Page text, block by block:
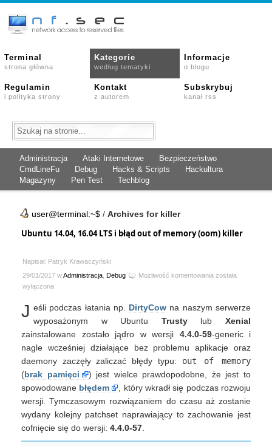
Terminal
strona główna
Kategorie
według tematyki
Informacje
o blogu
Regulamin
i polityka strony
Kontakt
z autorem
Subskrybuj
kanał rss
Administracja Ataki Internetowe
Bezpieczeństwo
CmdLineFu
Debug Hacks & Scripts
Hackultura
Magazyny
Pen Test Techblog
user@terminal:~$ / Archives for killer
Ubuntu 14.04, 16.04 LTS i błąd out of memory (oom) killer
Napisał: Patryk Krawaczyński
29/01/2017 wAdministracja Debug Możliwość komentowania Ubuntu
LTS
out
of
memory
(oom)
została
wyłączona
J eśli podczas łatania np. DirtyCow na naszym serwerze
wyposażonym w Ubuntu TrustylubXenial
zainstalowane zostało jądro w wersji 4.4.0-59-generic i
nagle wcześniej działające bez problemu aplikacje oraz
daemony zaczęły zaliczać błędy typu: out of memory
(brak pamięci
) jest wielce prawdopodobne, że jest to
spowodowane błędem
, który wkradł się podczas rozwoju
wersji. Tymczasowym rozwiązaniem do czasu aż zostanie
wydany kolejny patchset naprawiający to zachowanie jest
cofnięcie się do wersji: 4.4.0-57